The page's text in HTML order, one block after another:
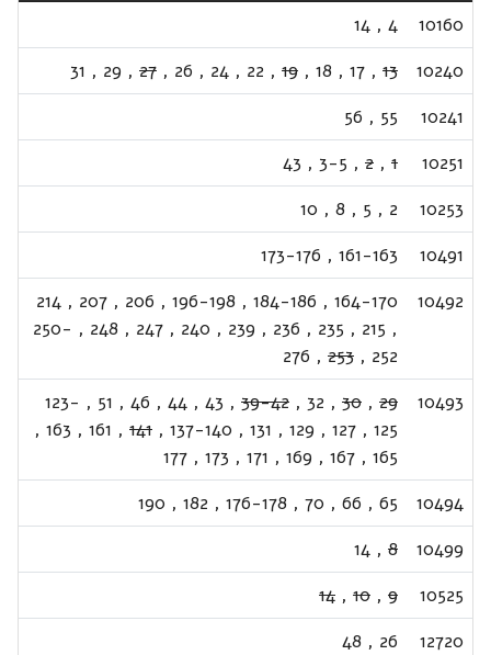
10160
4
,
14
10240
13
,
17
,
18
,
19
,
22
,
24
,
26
,
27
,
29
,
31
10241
55
,
56
10251
1
,
2
,
3-5
,
43
10253
2
,
5
,
8
,
10
10491
161-163
,
173-176
10492
164-170
,
184-186
,
196-198
,
206
,
207
,
214
,
215
,
235
,
236
,
239
,
240
,
247
,
248
,
250-
252
,
253
,
276
10493
29
,
30
,
32
,
39-42
,
43
,
44
,
46
,
51
,
123-
125
,
127
,
129
,
131
,
137-140
,
141
,
161
,
163
,
165
,
167
,
169
,
171
,
173
,
177
10494
65
,
66
,
70
,
176-178
,
182
,
190
10499
8
,
14
10525
9
,
10
,
14
12720
26
,
48